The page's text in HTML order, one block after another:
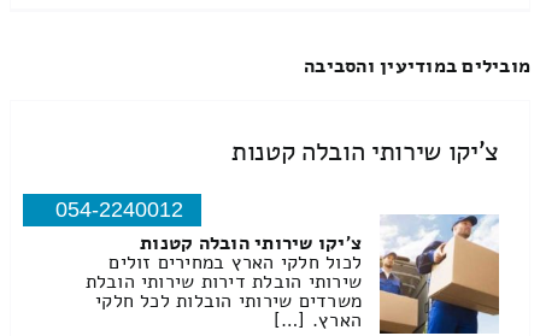
מובילים במודיעין והסביבה
צ'יקו שירותי הובלה קטנות
054-2240012
צ'יקו שירותי הובלה קטנות
לכול חלקי הארץ במחירים זולים
שירותי הובלת דירות שירותי הובלת
משרדים שירותי הובלות לכל חלקי
הארץ. […]